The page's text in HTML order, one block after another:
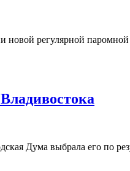
новой регулярной
Дума выбрала его по